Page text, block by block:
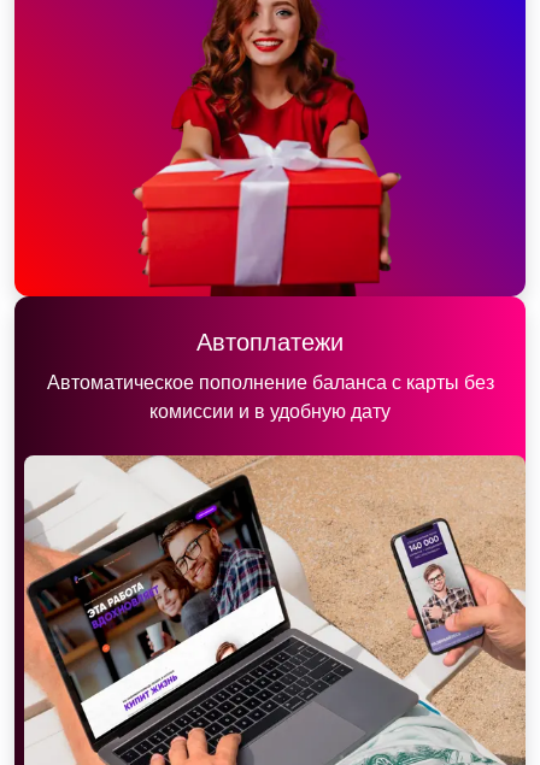
Автоплатежи
Автоматическое пополнение баланса с карты без
комиссии и в удобную дату